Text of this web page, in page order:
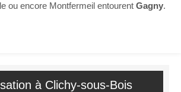
ou encore Montfermeil entourent Gagny.
à Clichy-sous-Bois